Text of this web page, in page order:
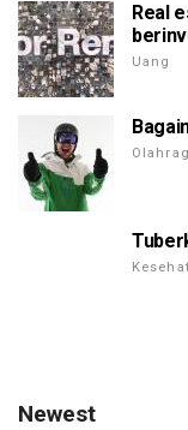
Real
Uang
Newest